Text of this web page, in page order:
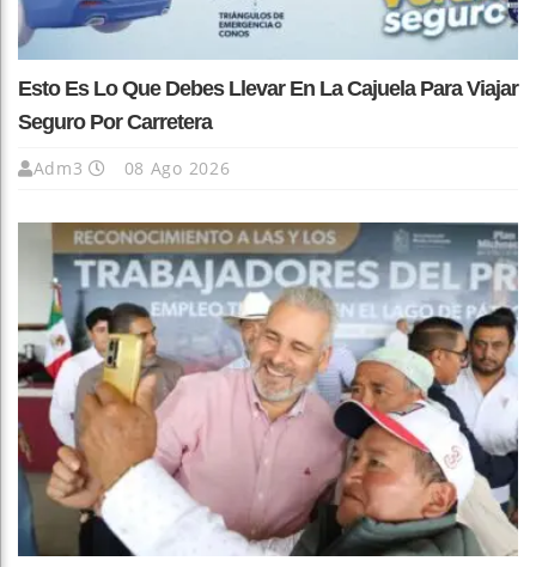
Esto Es Lo Que Debes Llevar En La Cajuela Para Viajar
Seguro Por Carretera
Adm3 08 Ago 2026